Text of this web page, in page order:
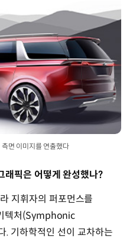
면 이미지를 연출했다
래픽은 어떻게 완성했나?
지휘자의 퍼포먼스를
텍처(Symphonic
기하학적인 선이 교차하는